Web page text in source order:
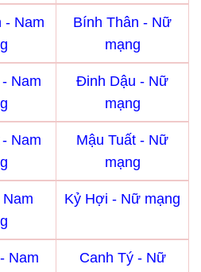
- Nam
Bính Thân - Nữ
mạng
Nam
Đinh Dậu - Nữ
mạng
Nam
Mậu Tuất - Nữ
mạng
Kỷ Hợi - Nữ mạng
Nam
Canh Tý - Nữ